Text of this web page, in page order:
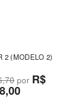
2 (MODELO 2)
por R$